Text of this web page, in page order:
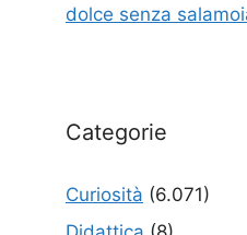
dolce senza
Categorie
Curiosità (6.071)